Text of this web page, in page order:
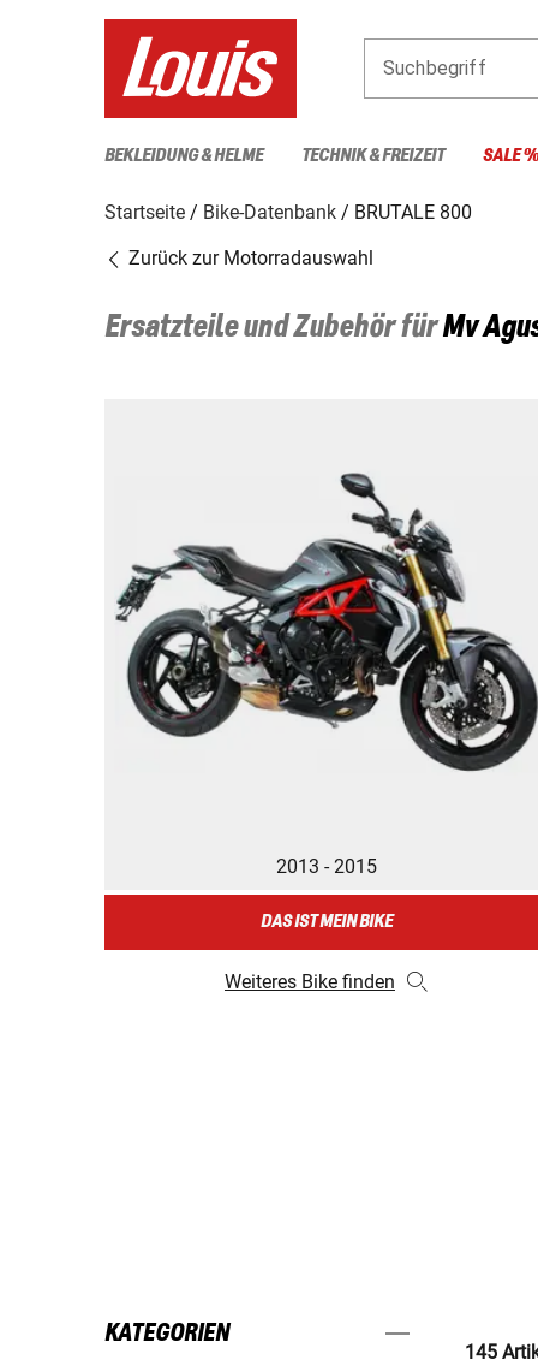
Suchbegriff
BEKLEIDUNG & HELME TECHNIK & FREIZEIT SALE %
Startseite Bike-Datenbank
BRUTALE 800
Zurück zur Motorradauswahl
Ersatzteile und Zubehör fürMv
2013 - 2015
DAS IST MEIN BIKE
Weiteres Bike finden
KATEGORIEN
145